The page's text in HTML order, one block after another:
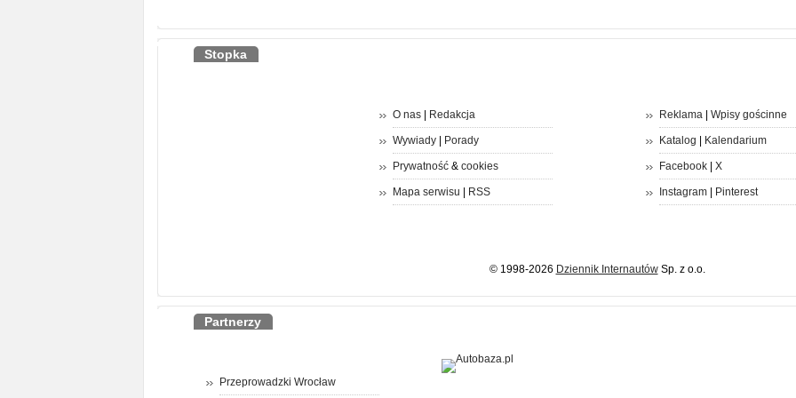
Stopka
O nas| Redakcja
Wywiady| Porady
Prywatność& cookies
Mapa serwisu RSS
Reklama| Wpisy gościnne
Katalog Kalendarium
Facebook| X
Instagram| Pinterest
© 1998-2026 Dziennik InternautówSp. z o.o.
Partnerzy
Przeprowadzki Wrocław